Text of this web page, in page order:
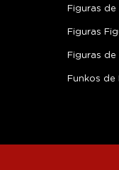
Figuras
Figuras
Figuras de
Funkos de